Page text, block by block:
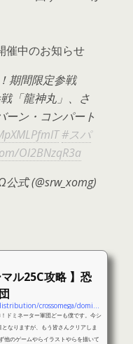
催中のお知らせ
期間限定参戦
「龍神丸」、さ
ーン・コンパート
#スパ
Ol2BNzqR3a
式 (@srw_xomg)
マル25C攻略 】恐
https://lv99mishell.com/game-distribution/crossomega/domination-25c-cheats
ドミネーター軍団どーも僕です。今シ
なりますが、もう皆さんクリアしま
他のゲームやらイラストやらを描いて